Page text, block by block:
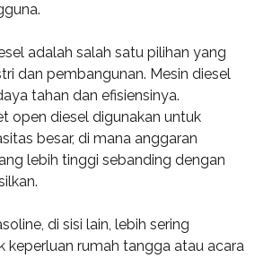
adalah salah satu pilihan yang
dan pembangunan. Mesin diesel
tahan dan efisiensinya.
open diesel digunakan untuk
besar, di mana anggaran
lebih tinggi sebanding dengan
di sisi lain, lebih sering
keperluan rumah tangga atau acara